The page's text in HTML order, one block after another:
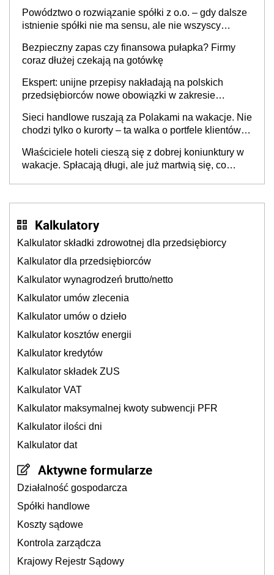
Powództwo o rozwiązanie spółki z o.o. – gdy dalsze
istnienie spółki nie ma sensu, ale nie wszyscy
Bezpieczny zapas czy finansowa pułapka? Firmy
coraz dłużej czekają na gotówkę
Ekspert: unijne przepisy nakładają na polskich
przedsiębiorców nowe obowiązki w zakresie
Sieci handlowe ruszają za Polakami na wakacje. Nie
chodzi tylko o kurorty – ta walka o portfele klientów
cichu
Właściciele hoteli cieszą się z dobrej koniunktury w
wakacje. Spłacają długi, ale już martwią się, co
Kalkulatory
Kalkulator składki zdrowotnej dla przedsiębiorcy
Kalkulator dla przedsiębiorców
Kalkulator wynagrodzeń brutto/netto
Kalkulator umów zlecenia
Kalkulator umów o dzieło
Kalkulator kosztów energii
Kalkulator kredytów
Kalkulator składek ZUS
Kalkulator VAT
Kalkulator maksymalnej kwoty subwencji PFR
Kalkulator ilości dni
Kalkulator dat
Aktywne formularze
Działalność gospodarcza
Spółki handlowe
Koszty sądowe
Kontrola zarządcza
Krajowy Rejestr Sądowy